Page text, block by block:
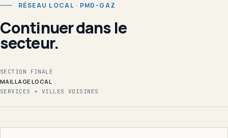
RÉSEAU LOCAL · PMD-GAZ
Continuer dans le
secteur.
SECTION FINALE
MAILLAGE LOCAL
SERVICES + VILLES VOISINES